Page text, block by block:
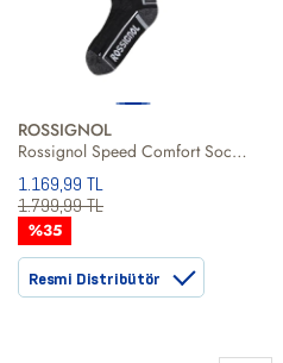
ROSSIGNOL
Rossignol Speed Comfort Socks Erkek Siyah Kayak Çorabi
1.169,99 TL
1.799,99 TL
%35
Resmi Distribütör